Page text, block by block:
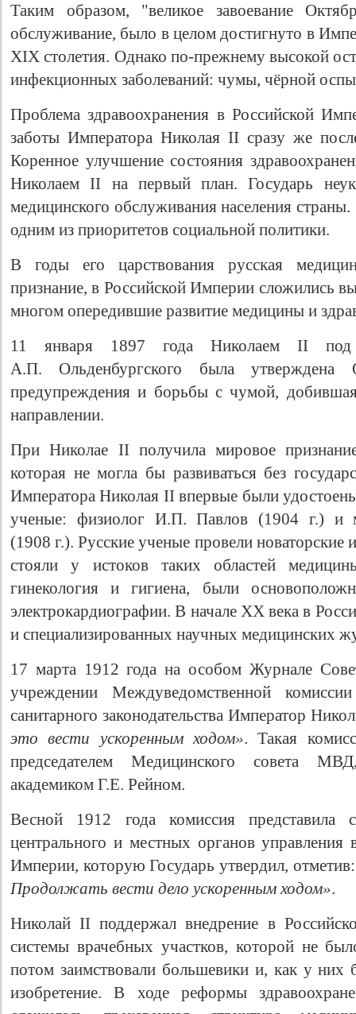
Таким образом, "великое завоевание
обслуживание, было в целом достигнуто в
XIX столетия. Однако по-прежнему высокой
инфекционных заболеваний: чумы, чёрной
Проблема здравоохранения в Российской
заботы Императора Николая II сразу же
Коренное улучшение состояния
Николаем II на первый план. Государь
медицинского обслуживания населения
одним из приоритетов социальной политики.
В годы его царствования русская
признание, в Российской Империи сложились
многом опередившие развитие медицины и
11 января 1897 года Николаем II под
А.П. Ольденбургского была
предупреждения и борьбы с чумой,
направлении.
При Николае II получила мировое
которая не могла бы развиваться без
Императора Николая II впервые были
ученые: физиолог И.П. Павлов (1904 г.) и
(1908 г.). Русские ученые провели новаторские
стояли у истоков таких областей
гинекология и гигиена, были
электрокардиографии. В начале ХХ века в
и специализированных научных медицинских
17 марта 1912 года на особом Журнале
учреждении Междуведомственной
санитарного законодательства Император
это вести ускоренным ходом». Такая
председателем Медицинского совета
академиком Г.Е. Рейном.
Весной 1912 года комиссия представила
центрального и местных органов управления
Империи, которую Государь утвердил,
Продолжать вести дело ускоренным ходом».
Николай II поддержал внедрение в
системы врачебных участков, которой не
потом заимствовали большевики и, как у них
изобретение. В ходе реформы
Свидетельство